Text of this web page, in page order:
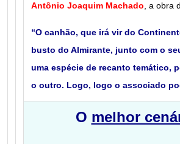
Antônio Joaquim Machado, a obra
“O canhão, que irá vir do
busto do Almirante, junto com o
uma espécie de recanto temático,
o outro. Logo, logo o associado
O melhor